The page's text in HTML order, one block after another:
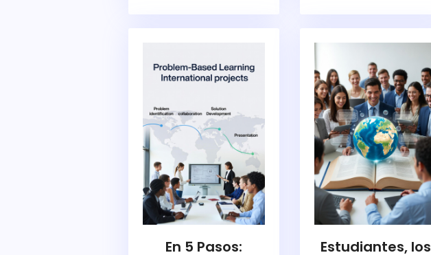
En 5 Pasos:
Estudiantes, los